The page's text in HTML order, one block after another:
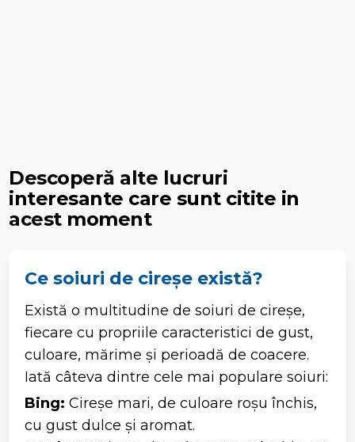
Descoperă alte lucruri
interesante care sunt citite in
acest moment
Ce soiuri de cireșe există?
Există o multitudine de soiuri de cireșe,
fiecare cu propriile caracteristici de gust,
culoare, mărime și perioadă de coacere.
Iată câteva dintre cele mai populare soiuri:
Bing: Cireșe mari, de culoare roșu închis,
cu gust dulce și aromat.